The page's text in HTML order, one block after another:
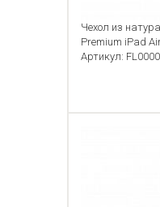
Чехол из
Premium iPad
Артикул: